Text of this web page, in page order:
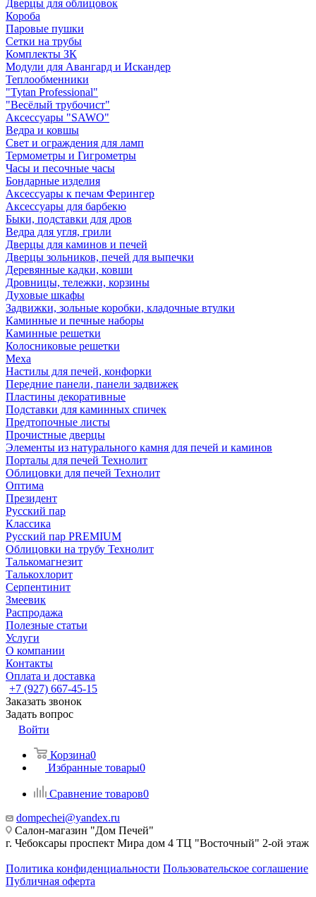
Дверцы для облицовок
Короба
Паровые пушки
Сетки на трубы
Комплекты ЗК
Модули для Авангард и Искандер
Теплообменники
"Tytan Professional"
"Весёлый трубочист"
Аксессуары "SAWO"
Ведра и ковшы
Свет и ограждения для ламп
Термометры и Гигрометры
Часы и песочные часы
Бондарные изделия
Аксессуары к печам Ферингер
Аксессуары для барбекю
Быки, подставки для дров
Ведра для угля, грили
Дверцы для каминов и печей
Дверцы зольников, печей для выпечки
Деревянные кадки, ковши
Дровницы, тележки, корзины
Духовые шкафы
Задвижки, зольные коробки, кладочные втулки
Каминные и печные наборы
Каминные решетки
Колосниковые решетки
Меха
Настилы для печей, конфорки
Передние панели, панели задвижек
Пластины декоративные
Подставки для каминных спичек
Предтопочные листы
Прочистные дверцы
Элементы из натурального камня для печей и каминов
Порталы для печей Технолит
Облицовки для печей Технолит
Оптима
Президент
Русский пар
Классика
Русский пар PREMIUM
Облицовки на трубу Технолит
Талькомагнезит
Талькохлорит
Серпентинит
Змеевик
Распродажа
Полезные статьи
Услуги
О компании
Контакты
Оплата и доставка
+7 (927) 667-45-15
Заказать звонок
Задать вопрос
Войти
Корзина0
Избранные товары0
Сравнение товаров0
dompechei@yandex.ru
Салон-магазин "Дом Печей"
г. Чебоксары проспект Мира дом 4 ТЦ "Восточный" 2-ой этаж
Политика конфиденциальности Пользовательское соглашение
Публичная оферта